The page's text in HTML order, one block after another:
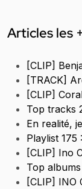
Articles les
[CLIP]
[TRACK]
[CLIP]
Top tracks
En realité,
Playlist
[CLIP] Ino
Top
[CLIP] INO